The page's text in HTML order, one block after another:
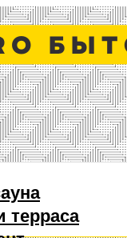
терраса